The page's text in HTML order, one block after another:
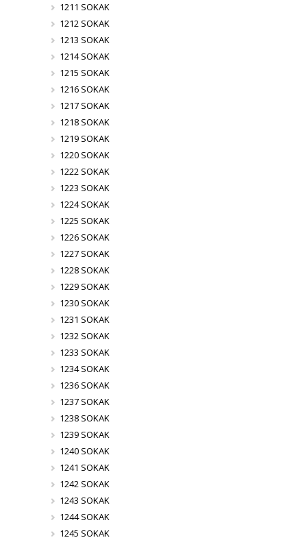
1211 SOKAK
1212 SOKAK
1213 SOKAK
1214 SOKAK
1215 SOKAK
1216 SOKAK
1217 SOKAK
1218 SOKAK
1219 SOKAK
1220 SOKAK
1222 SOKAK
1223 SOKAK
1224 SOKAK
1225 SOKAK
1226 SOKAK
1227 SOKAK
1228 SOKAK
1229 SOKAK
1230 SOKAK
1231 SOKAK
1232 SOKAK
1233 SOKAK
1234 SOKAK
1236 SOKAK
1237 SOKAK
1238 SOKAK
1239 SOKAK
1240 SOKAK
1241 SOKAK
1242 SOKAK
1243 SOKAK
1244 SOKAK
1245 SOKAK